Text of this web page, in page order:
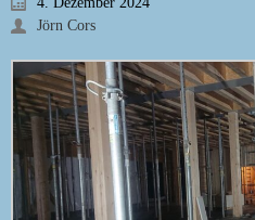
Jörn Cors